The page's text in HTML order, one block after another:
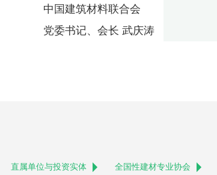
中国建筑材料联合会
党委书记、会长 武庆涛
直属单位与投资实体 全国性建材专业协会